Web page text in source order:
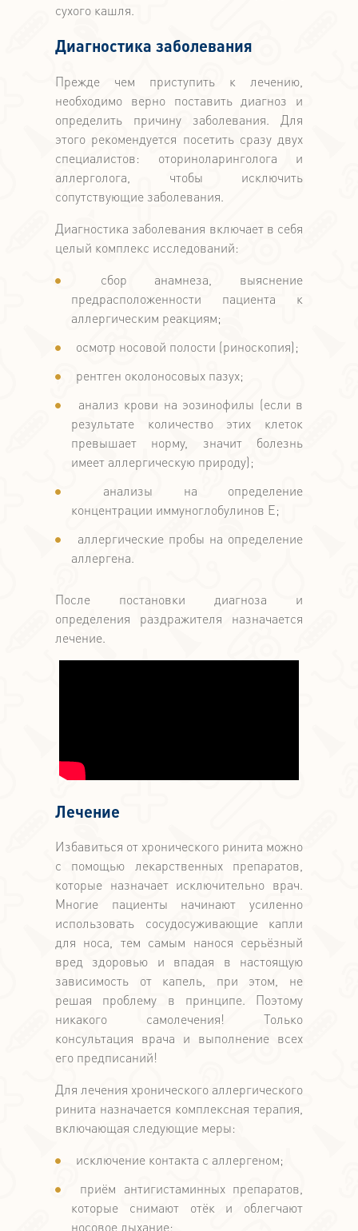
сухого кашля.
Диагностика заболевания
Прежде чем приступить к лечению,
необходимо верно поставить диагноз и
определить причину заболевания. Для
этого рекомендуется посетить сразу двух
специалистов: оториноларинголога и
аллерголога, чтобы исключить
сопутствующие заболевания.
Диагностика заболевания включает в себя
целый комплекс исследований:
сбор анамнеза, выяснение
предрасположенности пациента к
аллергическим реакциям;
осмотр носовой полости (риноскопия);
рентген околоносовых пазух;
анализ крови на эозинофилы (если в
результате количество этих клеток
превышает норму, значит болезнь
имеет аллергическую природу);
анализы на определение
концентрации иммуноглобулинов Е;
аллергические пробы на определение
аллергена.
После постановки диагноза и
определения раздражителя назначается
лечение.
Лечение
Избавиться от хронического ринита можно
с помощью лекарственных препаратов,
которые назначает исключительно врач.
Многие пациенты начинают усиленно
использовать сосудосуживающие капли
для носа, тем самым нанося серьёзный
вред здоровью и впадая в настоящую
зависимость от капель, при этом, не
решая проблему в принципе. Поэтому
никакого самолечения! Только
консультация врача и выполнение всех
его предписаний!
Для лечения хронического аллергического
ринита назначается комплексная терапия,
включающая следующие меры:
исключение контакта с аллергеном;
приём антигистаминных препаратов,
которые снимают отёк и облегчают
носовое дыхание;